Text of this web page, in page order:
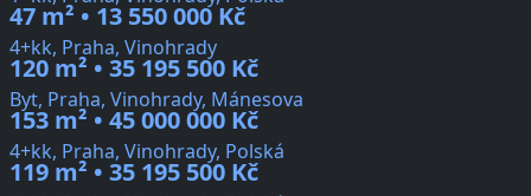
47 m² • 13 550 000 Kč
4+kk, Praha, Vinohrady
120 m² • 35 195 500 Kč
Byt, Praha, Vinohrady, Mánesova
153 m² • 45 000 000 Kč
4+kk, Praha, Vinohrady, Polská
119 m² • 35 195 500 Kč